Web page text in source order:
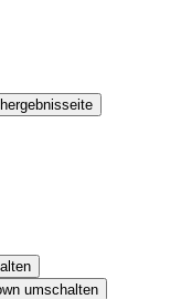
umschalten